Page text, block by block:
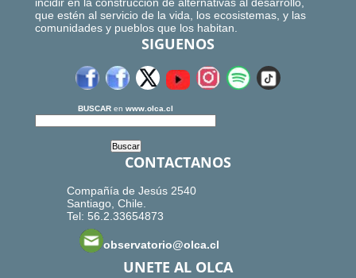
incidir en la construcción de alternativas al desarrollo,
que estén al servicio de la vida, los ecosistemas, y las
comunidades y pueblos que los habitan.
SIGUENOS
BUSCAR en www.olca.cl
CONTACTANOS
Compañía de Jesús 2540
Santiago, Chile.
Tel: 56.2.33654873
observatorio@olca.cl
UNETE AL OLCA